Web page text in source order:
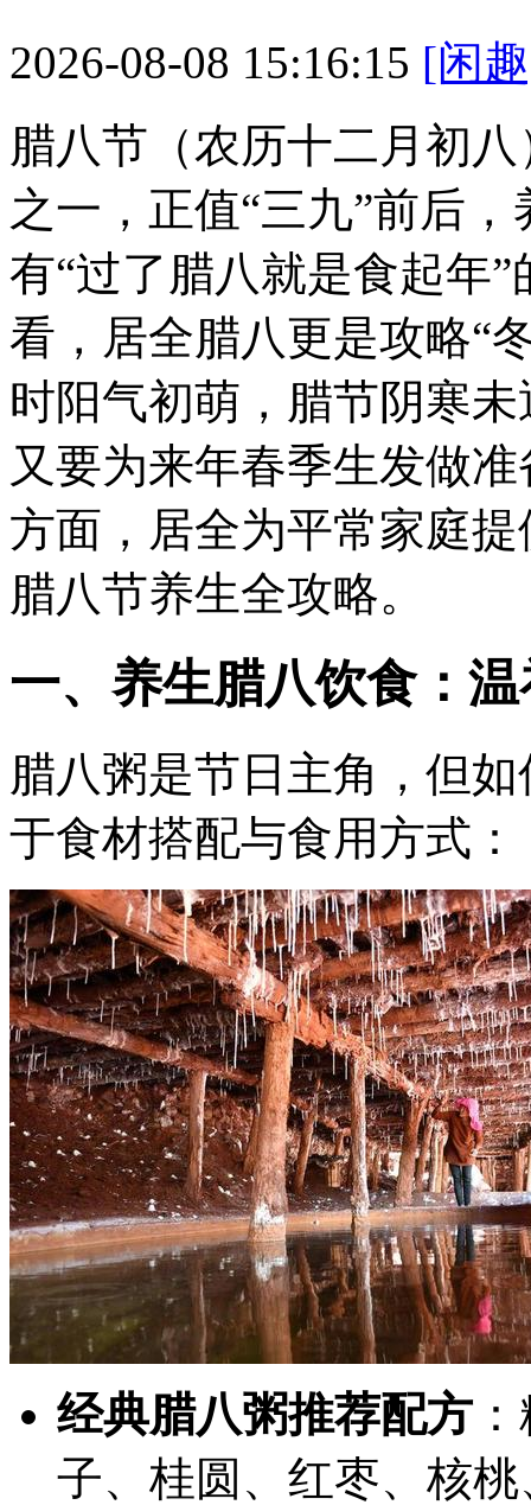
2026-08-08 15:16:15 [闲
腊八节（农历十二月初
之一，正值“三九”前后
有“过了腊八就是食起年
看，居全腊八更是攻略“
时阳气初萌，腊节阴寒
又要为来年春季生发做
方面，居全为平常家庭
腊八节养生全攻略。
一、养生腊八饮食：
腊八粥是节日主角，但
于食材搭配与食用方式：
经典腊八粥推荐配方
子、桂圆、红枣、核